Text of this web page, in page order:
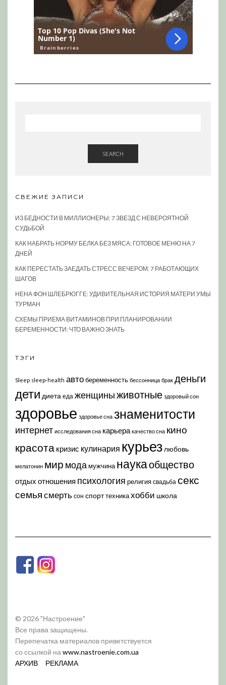
SEARCH
СВЕЖИЕ ЗАПИСИ
ИЗ БЕДНОСТИ В МИЛЛИОНЕРЫ: 7 ЗВЕЗД С НЕВЕРОЯТНОЙ
СУДЬБОЙ
КАК НАБРАТЬ НОРМУ БЕЛКА БЕЗ МЯСА: ГОТОВОЕ МЕНЮ НА 7
ДНЕЙ
КАК ПЕРЕСТАТЬ ЗАЕДАТЬ СТРЕСС ВЕЧЕРОМ: 7 РАБОТАЮЩИХ
ШАГОВ
НЕНА ФОН ШЛЕБРЮГГЕ: УДИВИТЕЛЬНАЯ ИСТОРИЯ МАТЕРИ УМЫ
ТУРМАН
СХЕМЫ ПРИЕМА ВИТАМИНОВ ПРИ ПЛАНИРОВАНИИ
БЕРЕМЕННОСТИ: ЧТО ВАЖНО ЗНАТЬ
ТЭГИ
Sleep sleep-health автобеременность бессонница брак деньги
дети диета еда женщиныживотные здоровый сон
здоровье здоровье сна знаменитости
интернет исследования сна карьера качество сна кино
красота кризис кулинария курьез любовь
мелатонин мир модамужчина наукаобщество
отдых отношения психология религия свадьба секс
семья смерть сон спорттехникахобби школа
© 2026 "Настроение"
Все права защищены.
Перепечатка материалов приветствуется
со ссылкой на www.nastroenie.com.ua
АРХИВ
РЕКЛАМА